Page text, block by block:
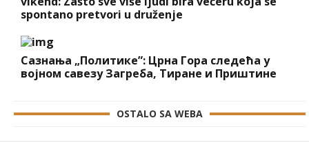
spontano pretvori u druženje
Сазнања „Политике”: Црна Гора следећа у
војном савезу Загреба, Тиране и Приштине
OSTALO SA WEBA